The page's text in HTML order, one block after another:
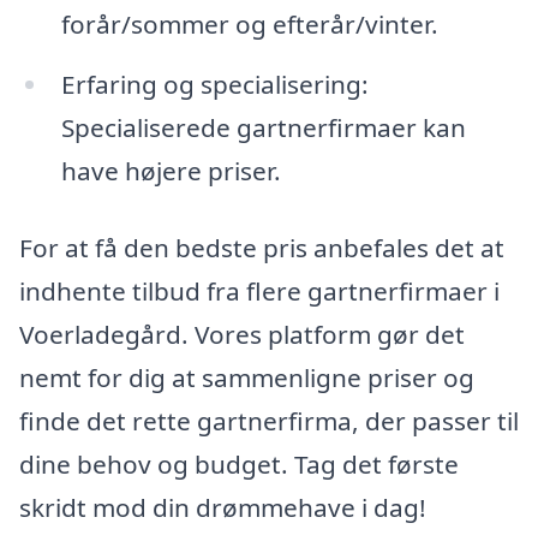
forår/sommer og efterår/vinter.
Erfaring og specialisering:
Specialiserede gartnerfirmaer kan
have højere priser.
For at få den bedste pris anbefales det at
indhente tilbud fra flere gartnerfirmaer i
Voerladegård. Vores platform gør det
nemt for dig at sammenligne priser og
finde det rette gartnerfirma, der passer til
dine behov og budget. Tag det første
skridt mod din drømmehave i dag!